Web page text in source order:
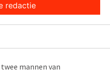
redactie
mannen van